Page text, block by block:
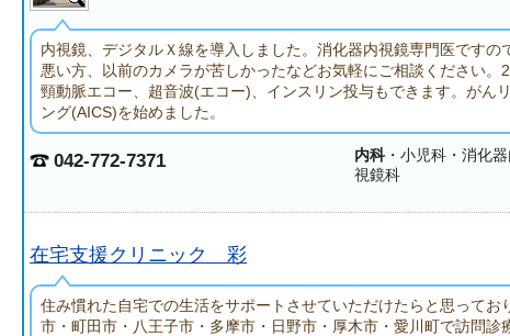
内視鏡、デジタルＸ線を導入しました。消化器内視鏡専門医ですの
悪い方、以前のカメラが苦しかったなどお気軽にご相談ください。
頸動脈エコー、超音波(エコー)、インスリン投与もできます。がん
ング(AICS)を始めました。
042-772-7371 内科・小児科・消化
視鏡科
在宅支援クリニック 彩
住み慣れた自宅での生活をサポートさせていただけたらと思ってお
市・町田市・八王子市・多摩市・日野市・厚木市・愛川町で訪問診